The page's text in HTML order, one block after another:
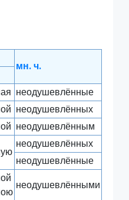
мн. ч.
неодушевлённые
неодушевлённых
неодушевлённым
неодушевлённых
неодушевлённые
неодушевлёнными